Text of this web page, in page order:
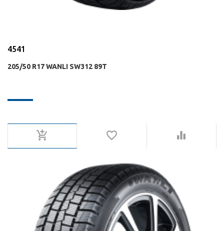
4541
205/50 R17 WANLI SW312 89T